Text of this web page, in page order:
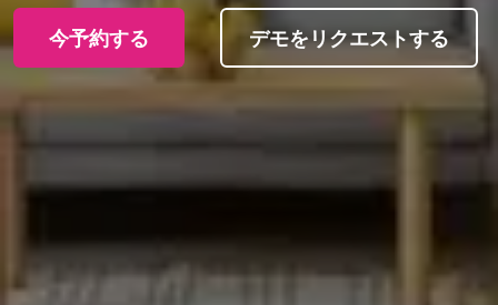
今予約する デモをリクエストする